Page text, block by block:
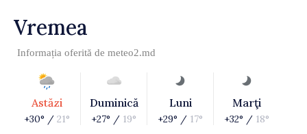
Vremea
Informația oferită de meteo2.md
Astăzi
+30° / 21°
Duminică
+27° / 19°
Luni
+29° / 17°
Marţi
+32° / 18°